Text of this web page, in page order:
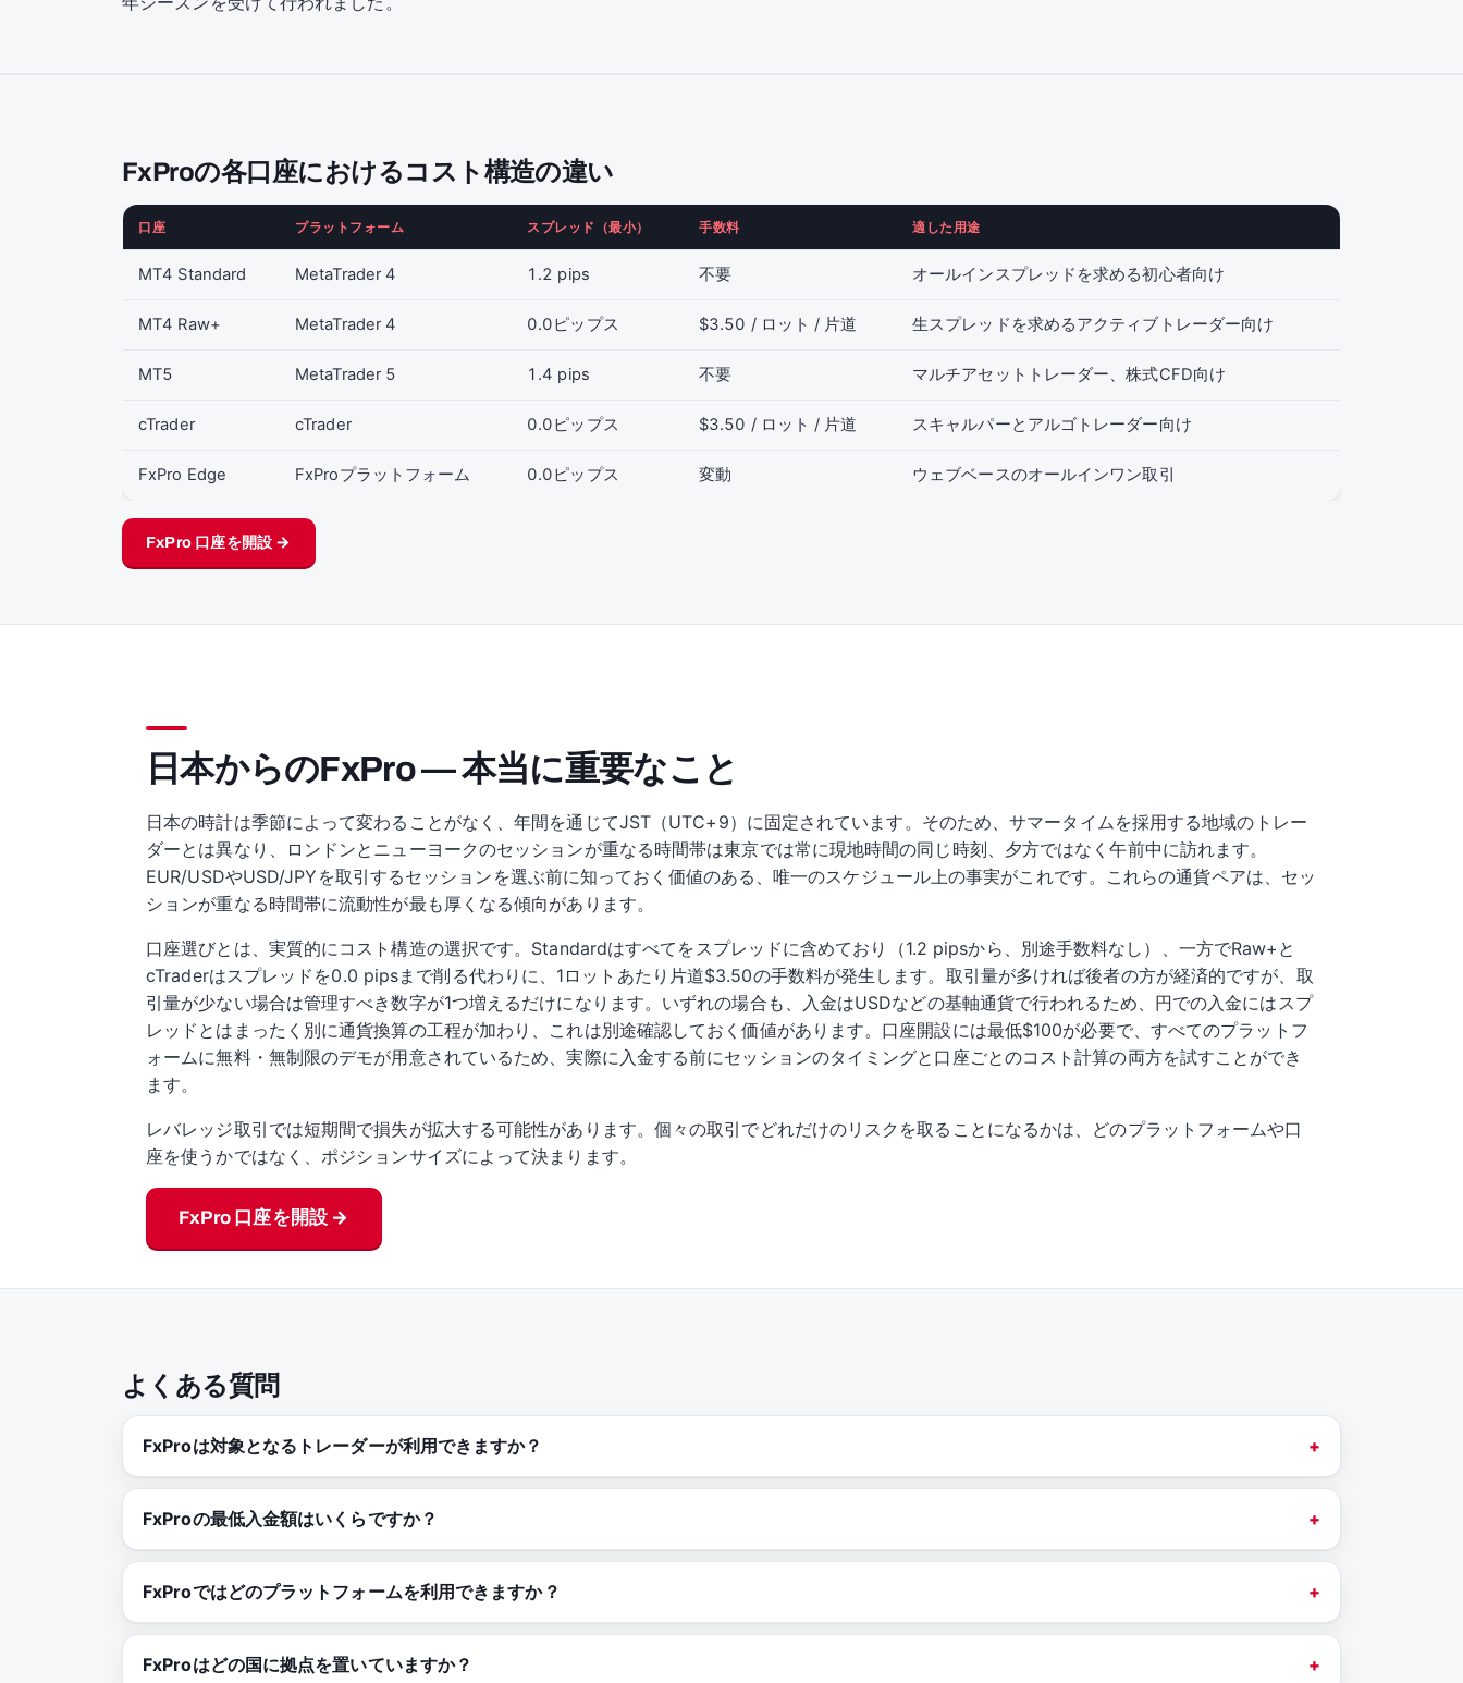
FxProの各口座におけるコスト構造の違い
口座 プラットフォーム スプレッド（最小） 手数料 適した用途
MT4 Standard MetaTrader 4 1.2 pips 不要 オールインスプレッドを求める初心者向け
MT4 Raw+ MetaTrader 4 0.0ピップス $3.50 / ロット / 片道 生スプレッドを求めるアクティブトレーダー向け
MT5 MetaTrader 5 1.4 pips 不要 マルチアセットトレーダー、株式CFD向け
cTrader cTrader 0.0ピップス $3.50 / ロット / 片道 スキャルパーとアルゴトレーダー向け
FxPro Edge FxProプラットフォーム 0.0ピップス 変動 ウェブベースのオールインワン取引
FxPro 口座を開設 →
日本からのFxPro — 本当に重要なこと
日本の時計は季節によって変わることがなく、年間を通じてJST（UTC+9）に固定されています。そのため、サマータイムを採用する地域のトレー
ダーとは異なり、ロンドンとニューヨークのセッションが重なる時間帯は東京では常に現地時間の同じ時刻、夕方ではなく午前中に訪れます。
EUR/USDやUSD/JPYを取引するセッションを選ぶ前に知っておく価値のある、唯一のスケジュール上の事実がこれです。これらの通貨ペアは、セッ
ションが重なる時間帯に流動性が最も厚くなる傾向があります。
口座選びとは、実質的にコスト構造の選択です。Standardはすべてをスプレッドに含めており（1.2 pipsから、別途手数料なし）、一方でRaw+と
cTraderはスプレッドを0.0 pipsまで削る代わりに、1ロットあたり片道$3.50の手数料が発生します。取引量が多ければ後者の方が経済的ですが、取
引量が少ない場合は管理すべき数字が1つ増えるだけになります。いずれの場合も、入金はUSDなどの基軸通貨で行われるため、円での入金にはスプ
レッドとはまったく別に通貨換算の工程が加わり、これは別途確認しておく価値があります。口座開設には最低$100が必要で、すべてのプラットフ
ォームに無料・無制限のデモが用意されているため、実際に入金する前にセッションのタイミングと口座ごとのコスト計算の両方を試すことができ
ます。
レバレッジ取引では短期間で損失が拡大する可能性があります。個々の取引でどれだけのリスクを取ることになるかは、どのプラットフォームや口
座を使うかではなく、ポジションサイズによって決まります。
FxPro 口座を開設 →
よくある質問
FxProは対象となるトレーダーが利用できますか？
FxProの最低入金額はいくらですか？
FxProではどのプラットフォームを利用できますか？
FxProはどの国に拠点を置いていますか？